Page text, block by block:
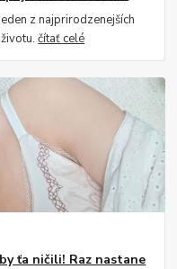
z najprirodzenejších
životu.čítať celé
ťa ničili! Raz nastane